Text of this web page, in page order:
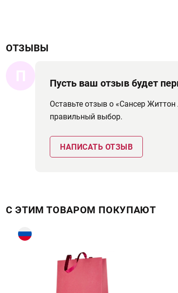
ОТЗЫВЫ
П Пусть ваш отзыв будет
Оставьте отзыв о «Сансер
правильный выбор.
НАПИСАТЬ ОТЗЫВ
С ЭТИМ ТОВАРОМ ПОКУПАЮТ